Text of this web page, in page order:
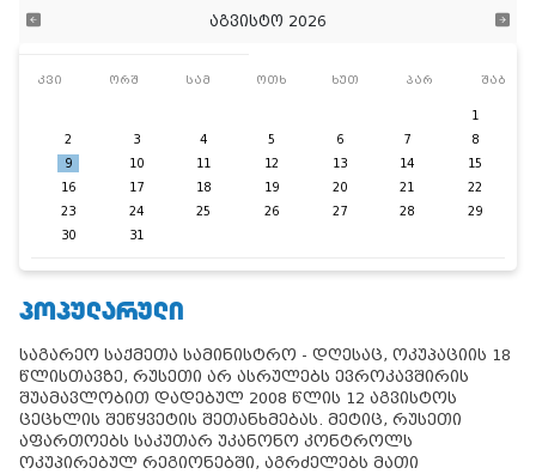
აგვისტო 2026
კვი ორშ სამ ოთხ ხუთ პარ შაბ
1
2
3 4 5 6 7
8
9
10 11 12 13 14
15
16
17 18 19 20 21
22
23
24 25 26 27 28
29
30
31
ᲞᲝᲞᲣᲚᲐᲠᲣᲚᲘ
საგარეო საქმეთა სამინისტრო - დღესაც, ოკუპაციის 18
წლისთავზე, რუსეთი არ ასრულებს ევროკავშირის
შუამავლობით დადებულ 2008 წლის 12 აგვისტოს
ცეცხლის შეწყვეტის შეთანხმებას. მეტიც, რუსეთი
აფართოებს საკუთარ უკანონო კონტროლს
ოკუპირებულ რეგიონებში, აგრძელებს მათი